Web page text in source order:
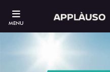
MENU